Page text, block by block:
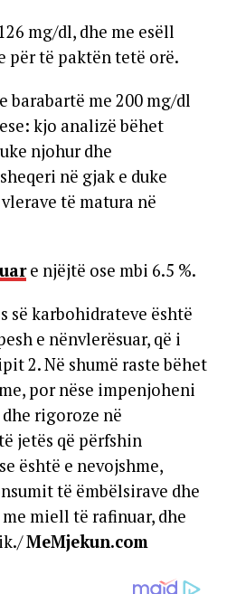
mg/dl, dhe me esëll
për të paktën tetë orë.
barabartë me 200 mg/dl
kjo analizë bëhet
njohur dhe
në gjak e duke
të matura në
e njëjtë ose mbi 6.5 %.
së karbohidrateve është
e nënvlerësuar, që i
2. Në shumë raste bëhet
por nëse impenjoheni
rigoroze në
jetës që përfshin
është e nevojshme,
të ëmbëlsirave dhe
miell të rafinuar, dhe
MeMjekun.com